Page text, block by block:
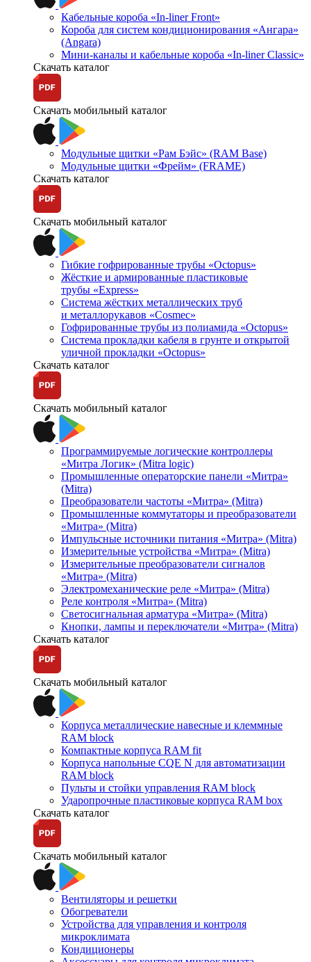
Кабельные короба «In-liner Front»
Короба для систем кондиционирования «Ангара»
(Angara)
Мини-каналы и кабельные короба «In-liner Classic»
Скачать каталог
Скачать мобильный каталог
Модульные щитки «Рам Бэйс» (RAM Base)
Модульные щитки «Фрейм» (FRAME)
Скачать каталог
Скачать мобильный каталог
Гибкие гофрированные трубы «Octopus»
Жёсткие и армированные пластиковые
трубы «Express»
Система жёстких металлических труб
и металлорукавов «Cosmec»
Гофрированные трубы из полиамида «Octopus»
Система прокладки кабеля в грунте и открытой
уличной прокладки «Octopus»
Скачать каталог
Скачать мобильный каталог
Программируемые логические контроллеры
«Митра Логик» (Mitra logic)
Промышленные операторские панели «Митра»
(Mitra)
Преобразователи частоты «Митра» (Mitra)
Промышленные коммутаторы и преобразователи
«Митра» (Mitra)
Импульсные источники питания «Митра» (Mitra)
Измерительные устройства «Митра» (Mitra)
Измерительные преобразователи сигналов
«Митра» (Mitra)
Электромеханические реле «Митра» (Mitra)
Реле контроля «Митра» (Mitra)
Светосигнальная арматура «Митра» (Mitra)
Кнопки, лампы и переключатели «Митра» (Mitra)
Скачать каталог
Скачать мобильный каталог
Корпуса металлические навесные и клеммные
RAM block
Компактные корпуса RAM fit
Корпуса напольные CQE N для автоматизации
RAM block
Пульты и стойки управления RAM block
Ударопрочные пластиковые корпуса RAM box
Скачать каталог
Скачать мобильный каталог
Вентиляторы и решетки
Обогреватели
Устройства для управления и контроля
микроклимата
Кондиционеры